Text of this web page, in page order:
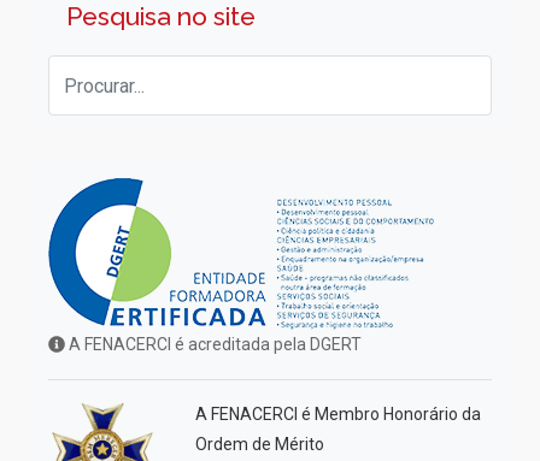
Pesquisa no site
A FENACERCI é acreditada pela DGERT
A FENACERCI é Membro Honorário da
Ordem de Mérito